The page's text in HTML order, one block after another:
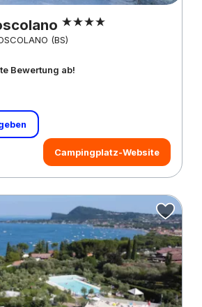
(BS)
Bewertung ab!
Campingplatz-Website